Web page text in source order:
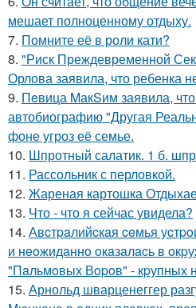
мешает полноценному отдыху.
7. Помните её в роли кати?
8. "Риск Преждевременной
Орлова заявила, что ребенка
9. Пeвица MакSим заявила,
автобиографию "Другая
фоне угроз её семье.
10. Шпротный салатик. 1 б.
11. Рассольник с перловкой.
12. Жареная картошка
13. Что - что я сейчас увидела?
14. Авcтpaлийcкaя ceмья
и нeoжидaннo oкaзaлacь в
"Пaльмoвых Вopoв" - кpупных
15. Арнольд шварценеггер